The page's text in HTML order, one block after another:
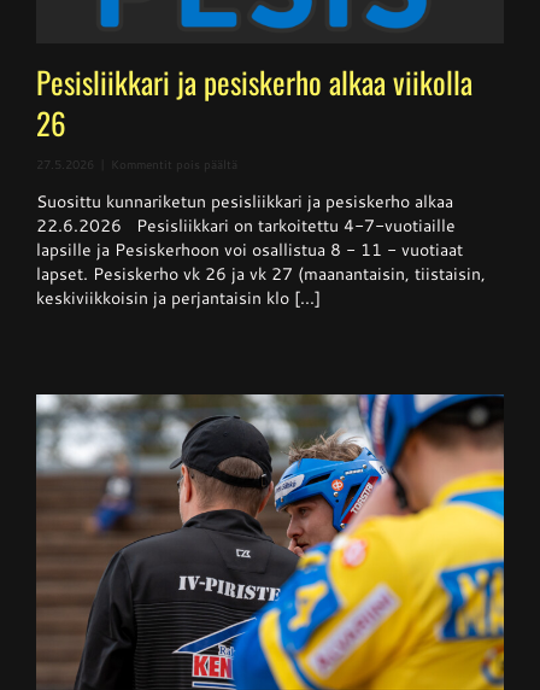
Pesisliikkari ja pesiskerho alkaa viikolla
26
27.5.2026 Kommentit pois päältä
ja
pesiskerho
alkaa
viikolla
26
Suosittu kunnariketun pesisliikkari ja pesiskerho alkaa
22.6.2026 Pesisliikkari on tarkoitettu 4-7-vuotiaille
lapsille ja Pesiskerhoon voi osallistua 8 - 11 - vuotiaat
lapset. Pesiskerho vk 26 ja vk 27 (maanantaisin, tiistaisin,
keskiviikkoisin ja perjantaisin klo [...]